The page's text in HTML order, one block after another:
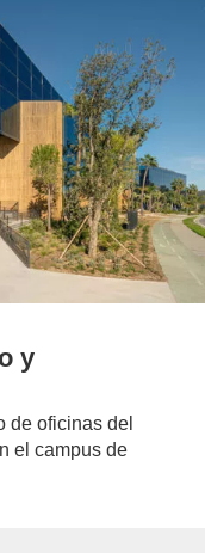
y
de oficinas del
el campus de